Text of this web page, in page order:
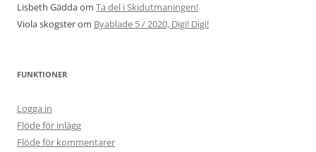
Lisbeth Gäddaom Ta del i Skidutmaningen!
Viola skogsterom Byablade 5 / 2020, Digi! Digi!
FUNKTIONER
Logga in
Flöde för inlägg
Flöde för kommentarer